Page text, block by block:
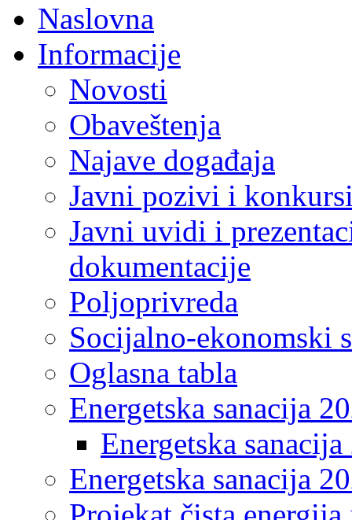
Naslovna
Informacije
Novosti
Obaveštenja
Najave događaja
Javni pozivi i
Javni uvidi i
dokumentacije
Poljoprivreda
Socijalno-ekonomski
Oglasna tabla
Energetska sanacija
Energetska
Energetska sanacija